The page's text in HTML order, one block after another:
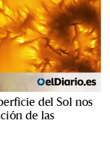
del Sol nos
de las